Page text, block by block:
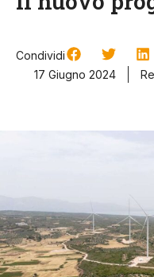
Condividi
17 Giugno 2024